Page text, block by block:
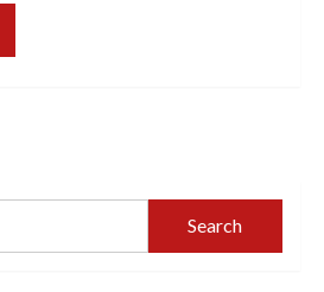
Search